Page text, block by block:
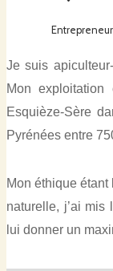
Je suis
Mon
Esquièze-Sère
Pyrénées entre
Mon éthique étant
naturelle, j’ai mis
lui donner un